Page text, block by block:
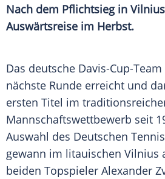
Nach dem Pflichtsieg in
Auswärtsreise im Herbst.
Das deutsche Davis-Cup-
nächste Runde erreicht und
ersten Titel im
Mannschaftswettbewerb seit
Auswahl des Deutschen
gewann im litauischen Vilnius
beiden Topspieler Alexander